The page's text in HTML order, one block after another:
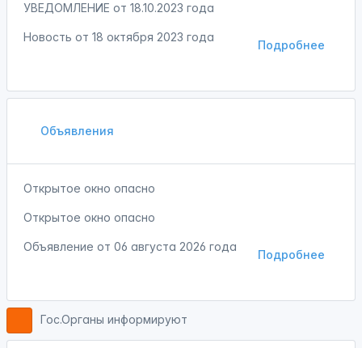
УВЕДОМЛЕНИЕ от 18.10.2023 года
Подробнее
Новость от 18 октября 2023 года
Объявления
Открытое окно опасно
Открытое окно опасно
Подробнее
Объявление от 06 августа 2026 года
Гос.Органы информируют